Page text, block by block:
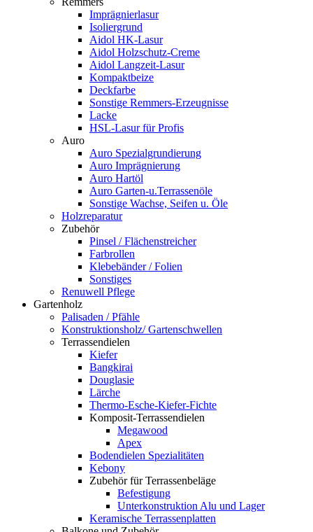
Imprägnierlasur
Isoliergrund
Aidol HK-Lasur
Aidol Holzschutz-Creme
Aidol Langzeit-Lasur
Kompaktbeize
Deckfarbe
Sonstige Remmers-Erzeugnisse
Lacke
HSL-Lasur für Profis
Auro
Auro Spezialgrundierung
Auro Imprägnierung
Auro Hartöl
Auro Garten-u.Terrassenöle
Sonstige Wachse, Seifen u. Öle
Holzreparatur
Zubehör
Pinsel / Flächenstreicher
Farbrollen
Klebebänder / Folien
Sonstiges
Renuwell Pflege
Gartenholz
Palisaden / Pfähle
Konstruktionsholz/ Gartenschwellen
Terrassendielen
Kiefer
Bangkirai
Douglasie
Lärche
Thermo-Esche-Kiefer-Fichte
Komposit-Terrassendielen
Megawood
Apex
Bodendielen Spezialitäten
Kebony
Zubehör für Terrassenbeläge
Befestigung
Unterkonstruktion Alu und Lager
Keramische Terrassenplatten